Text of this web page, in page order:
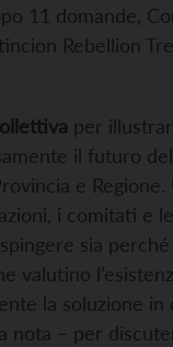
11 domande,
Rebellion
per
il futuro
e
i comitati e
sia perché
valutino
la soluzione in
nota – per